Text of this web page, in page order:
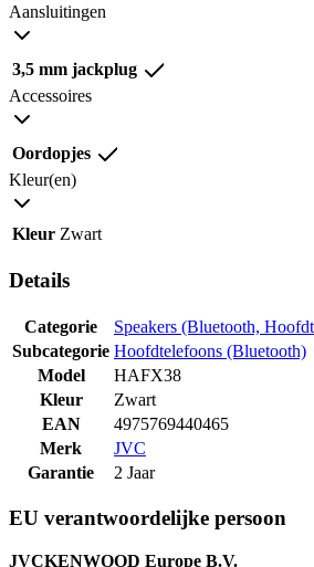
Aansluitingen
3,5 mm jackplug
Accessoires
Oordopjes
Kleur(en)
Kleur Zwart
Details
Categorie
Speakers (Bluetooth,
Subcategorie Hoofdtelefoons (Bluetooth)
Model
HAFX38
Kleur
Zwart
EAN
4975769440465
Merk
JVC
Garantie
2 Jaar
EU verantwoordelijke persoon
JVCKENWOOD Europe B.V.